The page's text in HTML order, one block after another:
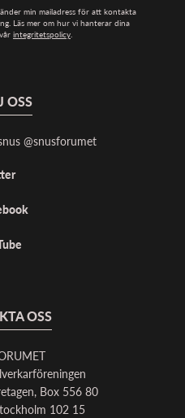
min mailadress för att kontakta
Läs mer om hur vi hanterar dina
integritetspolicy.
OSS
@snusforumet
OSS
Box 556 80
102 15